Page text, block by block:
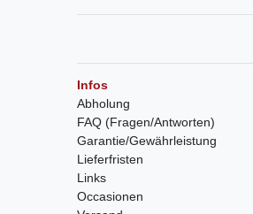
Infos
Abholung
FAQ (Fragen/Antworten)
Garantie/Gewährleistung
Lieferfristen
Links
Occasionen